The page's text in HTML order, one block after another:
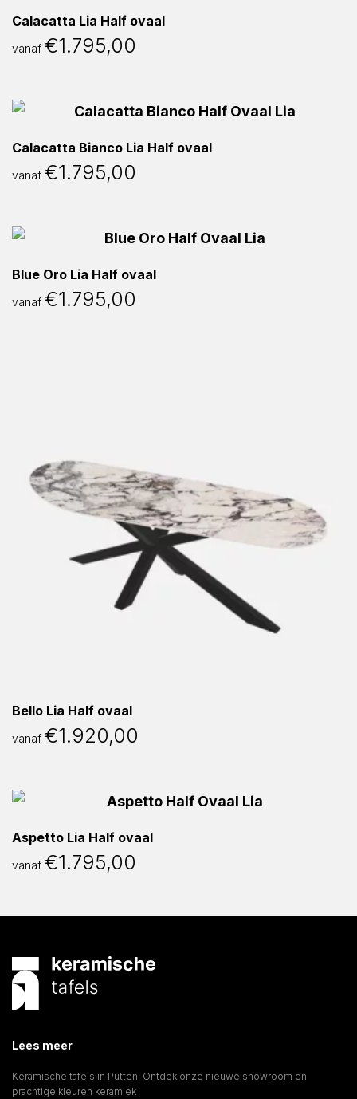
Calacatta Lia Half ovaal
vanaf €1.795,00
Calacatta Bianco Lia Half ovaal
vanaf €1.795,00
Blue Oro Lia Half ovaal
vanaf €1.795,00
Bello Lia Half ovaal
vanaf €1.920,00
Aspetto Lia Half ovaal
vanaf €1.795,00
Lees meer
Keramische tafels in Putten: Ontdek onze nieuwe showroom en
prachtige kleuren keramiek